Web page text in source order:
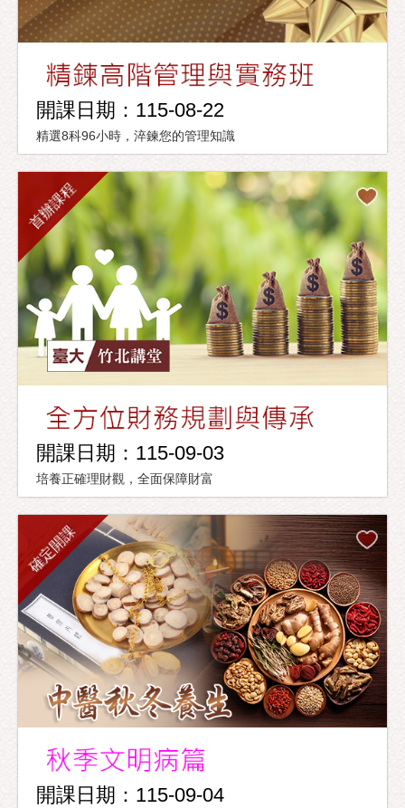
開課日期：115-08-22
精選8科96小時，淬鍊您的管理知識
首辦課程
開課日期：115-09-03
培養正確理財觀，全面保障財富
確定開課
開課日期：115-09-04